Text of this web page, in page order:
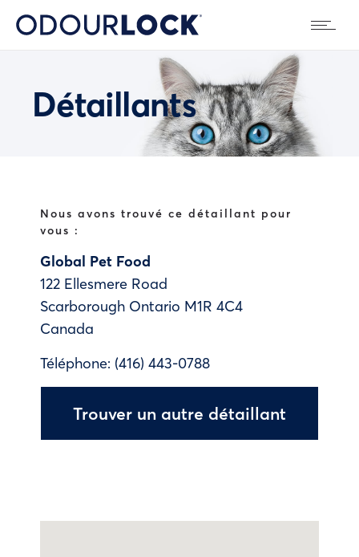
Détaillants
Nous avons trouvé ce détaillant pour
vous :
Global Pet Food
122 Ellesmere Road
Scarborough Ontario M1R 4C4
Canada
Téléphone: (416) 443-0788
Trouver un autre détaillant